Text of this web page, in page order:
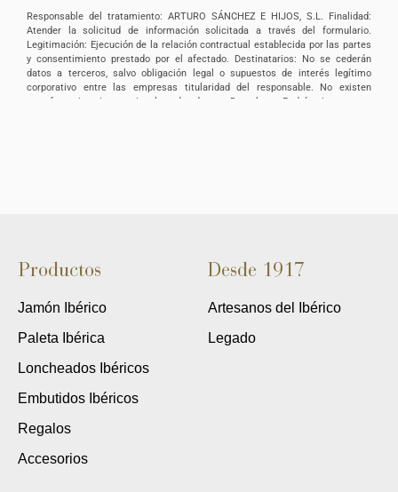
Responsable del tratamiento: ARTURO SÁNCHEZ E HIJOS, S.L. Finalidad:
Atender la solicitud de información solicitada a través del formulario.
Legitimación: Ejecución de la relación contractual establecida por las partes
y consentimiento prestado por el afectado. Destinatarios: No se cederán
datos a terceros, salvo obligación legal o supuestos de interés legítimo
corporativo entre las empresas titularidad del responsable. No existen
transferencias internacionales de datos. Derechos: Podrá ejercer sus
Productos
Jamón Ibérico
Paleta Ibérica
Loncheados Ibéricos
Embutidos Ibéricos
Regalos
Accesorios
Desde 1917
Artesanos del Ibérico
Legado